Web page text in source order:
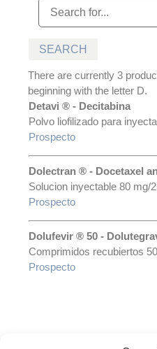
There are currently 3
beginning with the letter D.
Detavi ® - Decitabina
Polvo liofilizado para
Prospecto
Dolectran ® - Docetaxel
Solucion inyectable 80 mg/
Prospecto
Dolufevir ® 50 -
Comprimidos recubiertos
Prospecto